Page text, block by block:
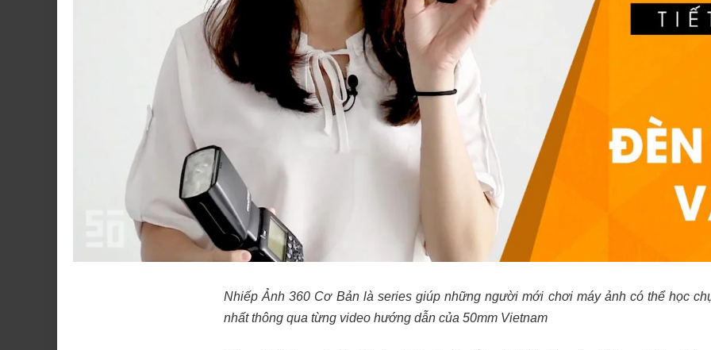
Nhiếp Ảnh 360 Cơ Bản là series giúp những người mới chơi máy ảnh có thể học
nhất thông qua từng video hướng dẫn của 50mm Vietnam